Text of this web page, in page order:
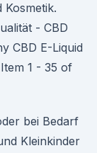
- CBD
CBD E-Liquid
1 - 35 of
bei Bedarf
Kleinkinder